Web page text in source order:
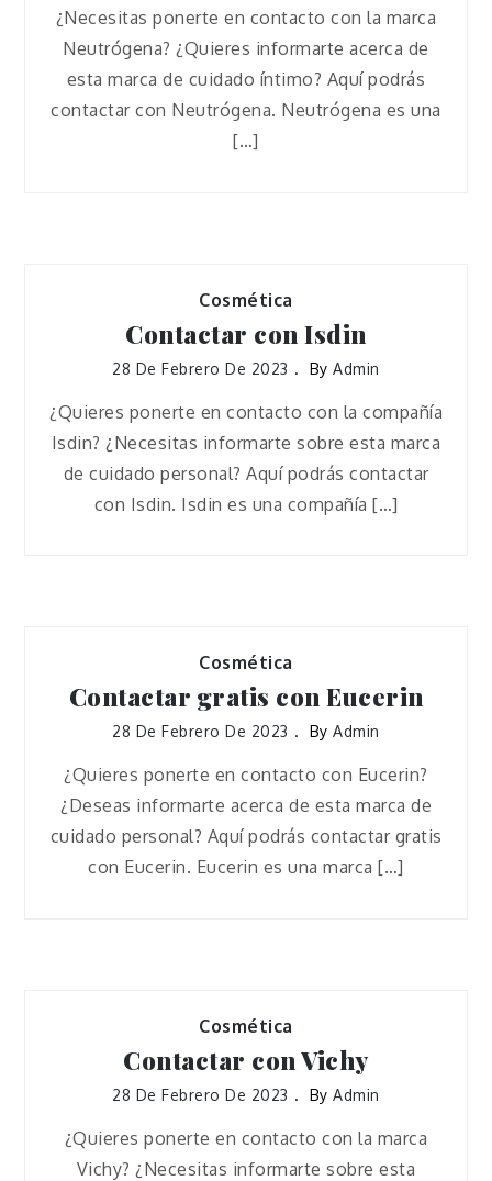
¿Necesitas ponerte en contacto con la marca
Neutrógena? ¿Quieres informarte acerca de
esta marca de cuidado íntimo? Aquí podrás
contactar con Neutrógena. Neutrógena es una
[…]
Cosmética
Contactar con Isdin
28 De Febrero De 2023 ByAdmin
¿Quieres ponerte en contacto con la compañía
Isdin? ¿Necesitas informarte sobre esta marca
de cuidado personal? Aquí podrás contactar
con Isdin. Isdin es una compañía […]
Cosmética
Contactar gratis con Eucerin
28 De Febrero De 2023 ByAdmin
¿Quieres ponerte en contacto con Eucerin?
¿Deseas informarte acerca de esta marca de
cuidado personal? Aquí podrás contactar gratis
con Eucerin. Eucerin es una marca […]
Cosmética
Contactar con Vichy
28 De Febrero De 2023 ByAdmin
¿Quieres ponerte en contacto con la marca
Vichy? ¿Necesitas informarte sobre esta